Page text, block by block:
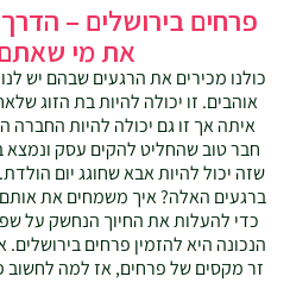
פרחים בירושלים –
את מי
כולנו מכירים את הרגעים שבהם יש
אוהבים. זו יכולה להיות בת הזוג
איתה אך זו גם יכולה להיות החברה
חבר טוב שהחליט להקים עסק ונמצא
שזה יכול להיות אבא שחוגג יום
ברגעים האלה? איך משמחים את אותם
כדי להעלות את החיוך הנחשק על
הנכונה היא להזמין פרחים
זר מקסים של פרחים, אז למה לחשוב